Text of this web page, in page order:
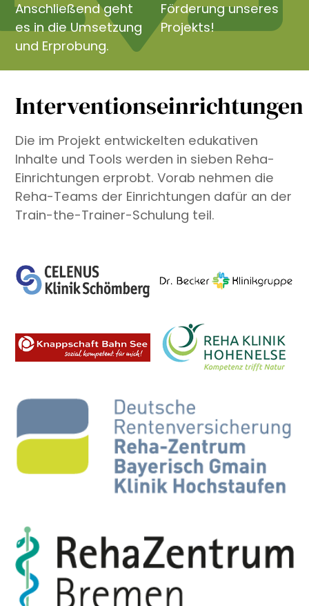
Anschließend geht
es in die Umsetzung
und Erprobung.
Förderung unseres
Projekts!
Interventionseinrichtungen
Die im Projekt entwickelten edukativen
Inhalte und Tools werden in sieben Reha-
Einrichtungen erprobt. Vorab nehmen die
Reha-Teams der Einrichtungen dafür an der
Train-the-Trainer-Schulung teil.